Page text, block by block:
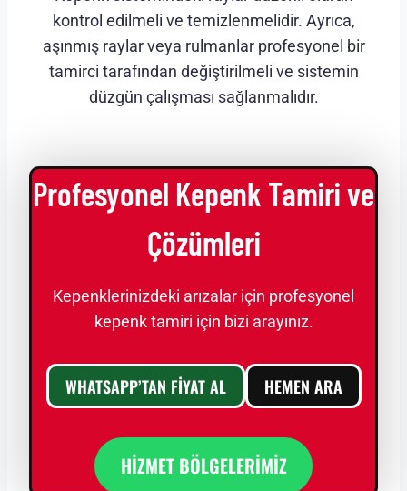
kontrol edilmeli ve temizlenmelidir. Ayrıca,
aşınmış raylar veya rulmanlar profesyonel bir
tamirci tarafından değiştirilmeli ve sistemin
düzgün çalışması sağlanmalıdır.
Profesyonel Kepenk Tamiri ve
Çözümleri
Kepenklerinizdeki arızalar için profesyonel
kepenk tamiri için bizi arayınız.
WHATSAPP’TAN FİYAT AL HEMEN ARA
HİZMET BÖLGELERİMİZ